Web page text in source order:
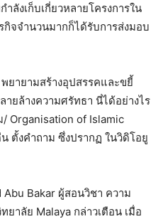
ลังเก็บเกี่ยวหลายโครงการใน
กิจจำนวนมากก็ได้รับการส่งมอบ
พยายามสร้างอุปสรรคและขยี้
ยล้างความศรัทธา นี่ได้อย่างไร
Organisation of Islamic
ตั้งคำถาม ซึ่งปรากฏ ในวิดิโอยู
Bakar ผู้สอนวิชา ความ
ยาลัย Malaya กล่าวเตือน เมื่อ